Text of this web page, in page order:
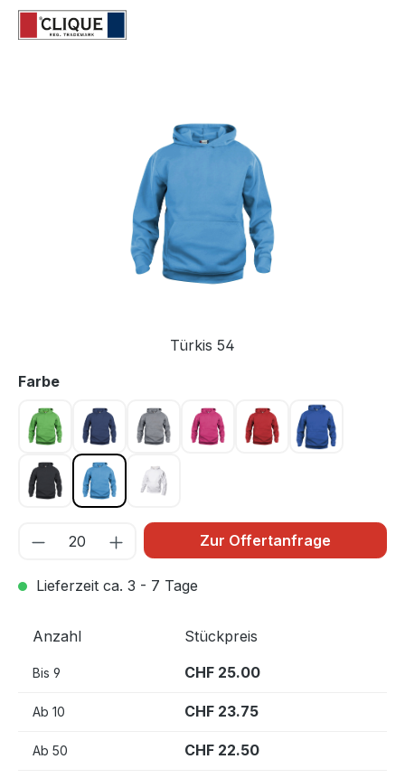
Türkis 54
Farbeauswählen
Apfelgrün 605Dunkel Marine 580
Graumeliert 95
Kirsche 300Rot 35 Royal Blau
Schwarz 99Türkis 54Weiss 00
Zur Offertanfrage
Lieferzeit ca. 3 - 7 Tage
Anzahl Stückpreis
Bis 9 CHF 25.00
Ab 10 CHF 23.75
Ab 50 CHF 22.50